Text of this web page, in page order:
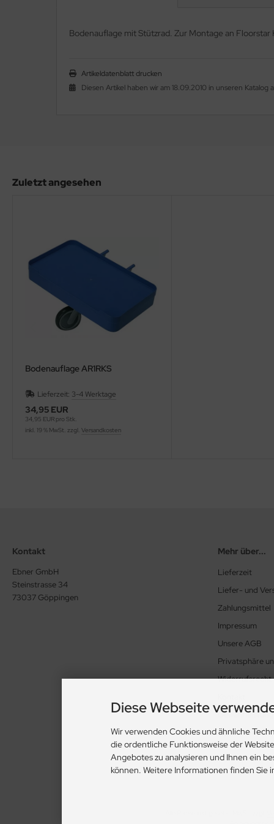
Bodenauflage mit Stützrad. Zur Montage an
Artikeldatenblatt drucken
Diesen Artikel haben wir am 18.09.2010 in unseren Katalog
Zuletzt angesehen
Bodenauflage AR1RKS
Lieferzeit: 3-4 Werktage
34,95 EUR
34,95 EUR pro Stk.
inkl. 19 % MwSt. zzgl. Versandkosten
Kontakt
Ebner GmbH
Steinstrasse 34
73037 Göppingen
Mehr über...
Lieferzeit
Liefer- und
Zahlungsmittel
Impressum
Unsere AGB
Privatsphäre
Widerrufsrecht
Gewährleistung
Cookie
Diese Webseite
Wir verwenden Cookies und ähnliche
die ordentliche Funktionsweise der
Angebotes zu analysieren und Ihnen ein
können. Weitere Informationen finden Sie